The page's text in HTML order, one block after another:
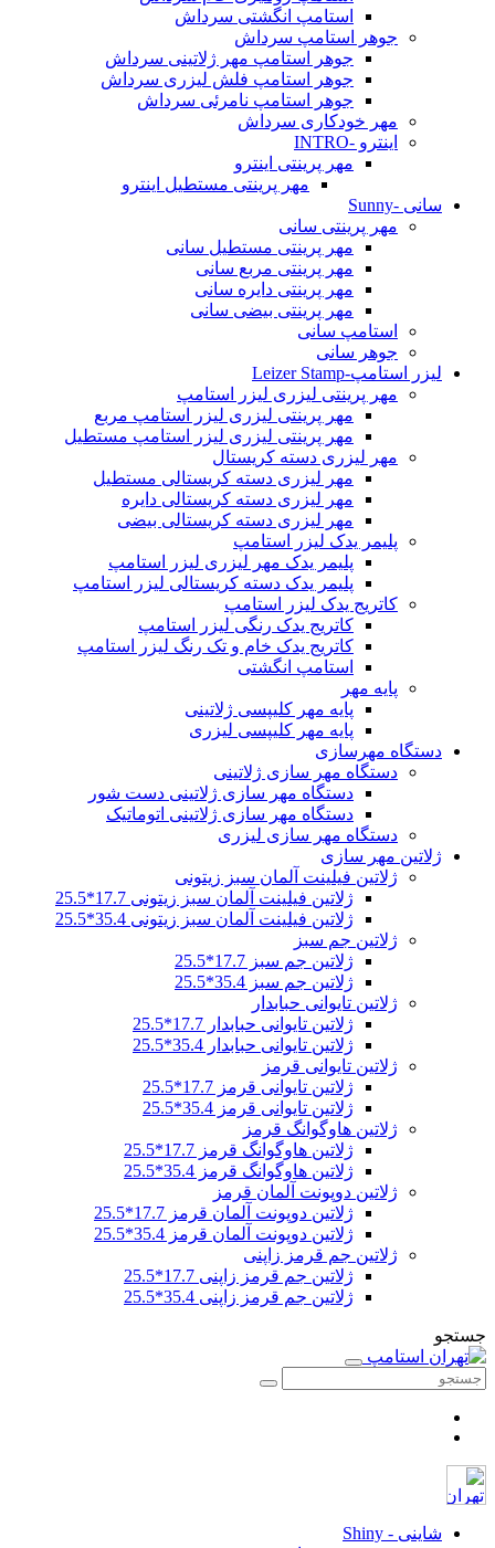
استامپ انگشتی سرداش
جوهر استامپ سرداش
جوهر استامپ مهر ژلاتینی سرداش
جوهر استامپ فلش لیزری سرداش
جوهر استامپ نامرئی سرداش
مهر خودکاری سرداش
اینترو -INTRO
مهر پرینتی اینترو
مهر پرینتی مستطیل اینترو
سانی -Sunny
مهر پرینتی سانی
مهر پرینتی مستطیل سانی
مهر پرینتی مربع سانی
مهر پرینتی دایره سانی
مهر پرینتی بیضی سانی
استامپ سانی
جوهر سانی
لیزر استامپ-Leizer Stamp
مهر پرینتی لیزری لیزر استامپ
مهر پرینتی لیزری لیزر استامپ مربع
مهر پرینتی لیزری لیزر استامپ مستطیل
مهر لیزری دسته کریستال
مهر لیزری دسته کریستالی مستطیل
مهر لیزری دسته کریستالی دایره
مهر لیزری دسته کریستالی بیضی
پلیمر یدک لیزر استامپ
پلیمر یدک مهر لیزری لیزر استامپ
پلیمر یدک دسته کریستالی لیزر استامپ
کاتریج یدک لیزر استامپ
کاتریج یدک رنگی لیزر استامپ
کاتریج یدک خام و تک رنگ لیزر استامپ
استامپ انگشتی
پایه مهر
پایه مهر کلیپسی ژلاتینی
پایه مهر کلیپسی لیزری
دستگاه مهرسازی
دستگاه مهر سازی ژلاتینی
دستگاه مهر سازی ژلاتینی دست شور
دستگاه مهر سازی ژلاتینی اتوماتیک
دستگاه مهر سازی لیزری
ژلاتین مهر سازی
ژلاتین فیلینت آلمان سبز زیتونی
ژلاتین فیلینت آلمان سبز زیتونی 17.7*25.5
ژلاتین فیلینت آلمان سبز زیتونی 35.4*25.5
ژلاتین جم سبز
ژلاتین جم سبز 17.7*25.5
ژلاتین جم سبز 35.4*25.5
ژلاتین تایوانی حبابدار
ژلاتین تایوانی حبابدار 17.7*25.5
ژلاتین تایوانی حبابدار 35.4*25.5
ژلاتین تایوانی قرمز
ژلاتین تایوانی قرمز 17.7*25.5
ژلاتین تایوانی قرمز 35.4*25.5
ژلاتین هاوگوانگ قرمز
ژلاتین هاوگوانگ قرمز 17.7*25.5
ژلاتین هاوگوانگ قرمز 35.4*25.5
ژلاتین دوپونت آلمان قرمز
ژلاتین دوپونت آلمان قرمز 17.7*25.5
ژلاتین دوپونت آلمان قرمز 35.4*25.5
ژلاتین جم قرمز زاپنی
ژلاتین جم قرمز زاپنی 17.7*25.5
ژلاتین جم قرمز زاپنی 35.4*25.5
جستجو
شاینی - Shiny